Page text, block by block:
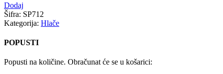
Dodaj
Šifra: SP712
Kategorija: Hlače
POPUSTI
Popusti na količine. Obračunat će se u košarici: